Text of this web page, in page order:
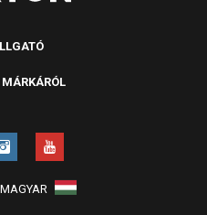
MAGYAR